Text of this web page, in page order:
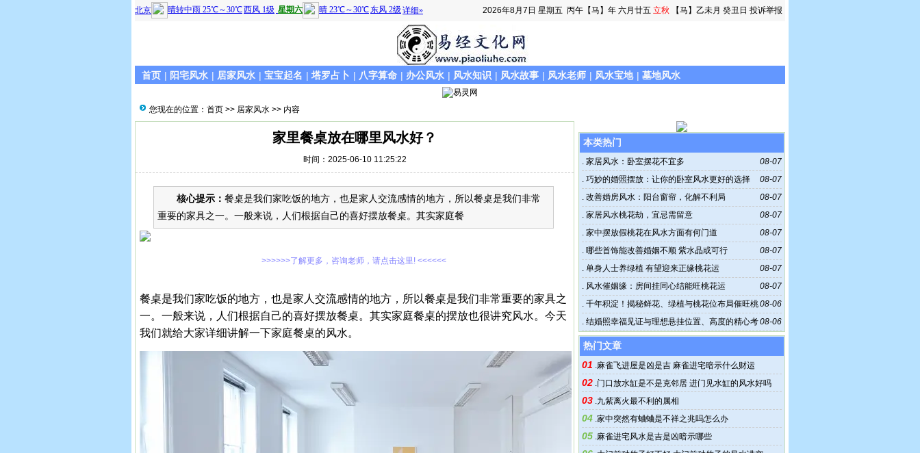
2026年8月7日 星期五 丙午【马】年 六月廿五 立秋 【马】乙未月 癸丑日 投诉举报
首页 | 阳宅风水 | 居家风水 | 宝宝起名 | 塔罗占卜 | 八字算命 | 办公风水 | 风水知识 | 风水故事 | 风水老师 | 风水宝地 | 墓地风水
您现在的位置： 首页 >> 居家风水 >> 内容
家里餐桌放在哪里风水好？
时间：2025-06-10 11:25:22
核心提示： 餐桌是我们家吃饭的地方，也是家人交流感情的地方，所以餐桌是我们非常
重要的家具之一。一般来说，人们根据自己的喜好摆放餐桌。其实家庭餐
>>>>>>了解更多，咨询老师，请点击这里! <<<<<<
餐桌是我们家吃饭的地方，也是家人交流感情的地方，所以餐桌是我们非常重要的家具之
一。一般来说，人们根据自己的喜好摆放餐桌。其实家庭餐桌的摆放也很讲究风水。今天
我们就给大家详细讲解一下家庭餐桌的风水。
本类热门
08-07
. 家居风水：卧室摆花不宜多
08-07
. 巧妙的婚照摆放：让你的卧室风水更好的选择
08-07
. 改善婚房风水：阳台窗帘，化解不利局
08-07
. 家居风水桃花劫，宜忌需留意
08-07
. 家中摆放假桃花在风水方面有何门道
08-07
. 哪些首饰能改善婚姻不顺 紫水晶或可行
08-07
. 单身人士养绿植 有望迎来正缘桃花运
08-07
. 风水催姻缘：房间挂同心结能旺桃花运
08-06
. 千年积淀！揭秘鲜花、绿植与桃花位布局催旺桃
花之法
08-06
. 结婚照幸福见证与理想悬挂位置、高度的精心考
量
热门文章
01 .麻雀飞进屋是凶是吉 麻雀进宅暗示什么财运
02 .门口放水缸是不是克邻居 进门见水缸的风水好吗
03 .九紫离火最不利的属相
04 .家中突然有蛐蛐是不祥之兆吗怎么办
05 .麻雀进宅风水是吉是凶暗示哪些